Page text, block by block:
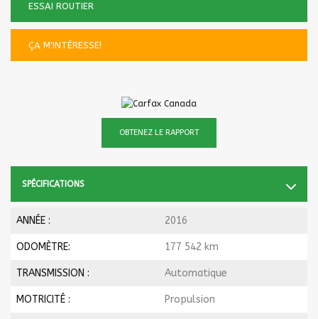
OBTENEZ LE RAPPORT
SPÉCIFICATIONS
ANNÉE : 2016
ODOMÈTRE: 177 542 km
TRANSMISSION : Automatique
MOTRICITÉ : Propulsion
ESSAI ROUTIER
ÇA M'INTÉRESSE!